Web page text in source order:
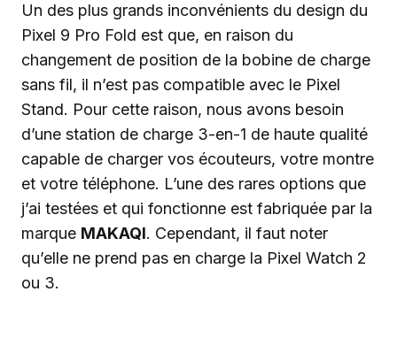
Un des plus grands inconvénients du design du
Pixel 9 Pro Fold est que, en raison du
changement de position de la bobine de charge
sans fil, il n’est pas compatible avec le Pixel
Stand. Pour cette raison, nous avons besoin
d’une station de charge 3-en-1 de haute qualité
capable de charger vos écouteurs, votre montre
et votre téléphone. L’une des rares options que
j’ai testées et qui fonctionne est fabriquée par la
marque MAKAQI. Cependant, il faut noter
qu’elle ne prend pas en charge la Pixel Watch 2
ou 3.